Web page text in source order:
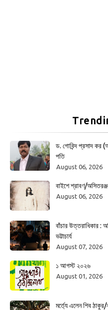
ড. গোবিন্দ প্রসাদ কর
পতি
August 06, 2026
বাইশে শ্রাবণ/
August 06, 2026
বাঁচার উত্তরাধিকার :
ভট্টাচার্য
August 07, 2026
১ আগস্ট ২০২৬
August 01, 2026
মর্ত্যে এলেন শিব